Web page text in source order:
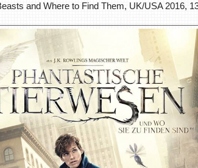
and Where to Find Them, UK/USA 2016,